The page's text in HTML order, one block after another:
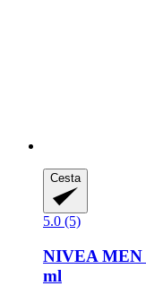
Cesta
5.0 (5)
NIVEA MEN
ml